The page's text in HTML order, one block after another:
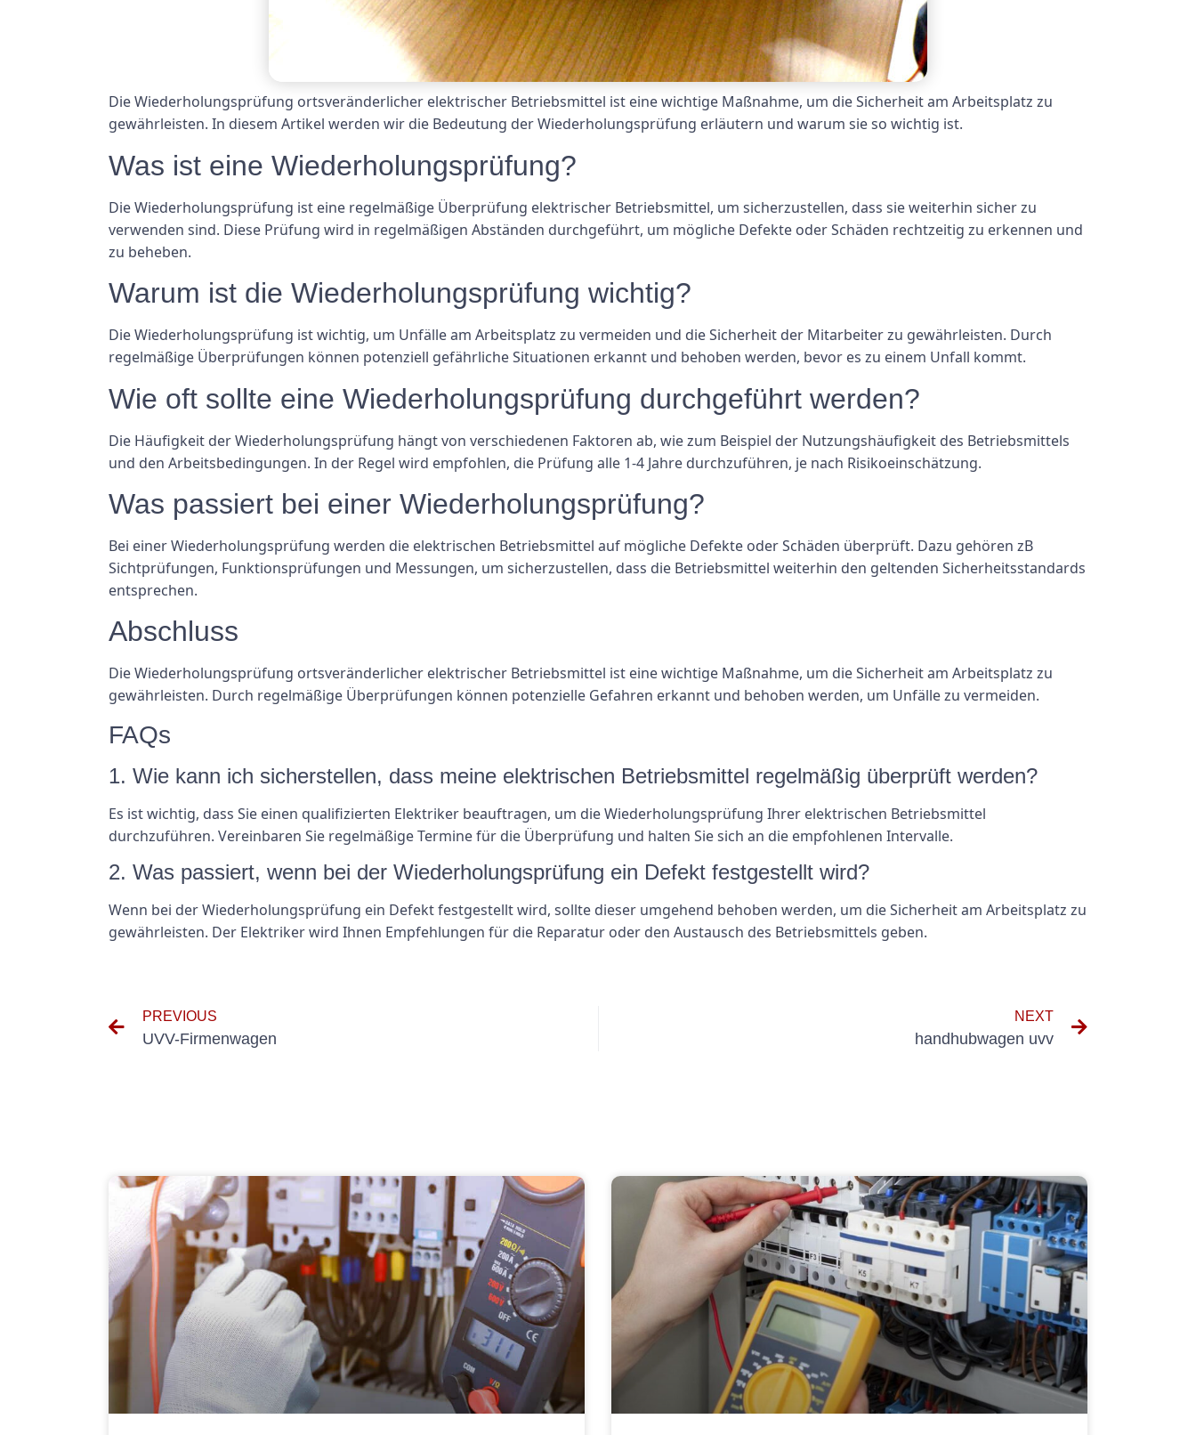
Die Wiederholungsprüfung ortsveränderlicher elektrischer Betriebsmittel ist eine wichtige Maßnahme, um die Sicherheit am Arbeitsplatz zu
gewährleisten. In diesem Artikel werden wir die Bedeutung der Wiederholungsprüfung erläutern und warum sie so wichtig ist.
Was ist eine Wiederholungsprüfung?
Die Wiederholungsprüfung ist eine regelmäßige Überprüfung elektrischer Betriebsmittel, um sicherzustellen, dass sie weiterhin sicher zu
verwenden sind. Diese Prüfung wird in regelmäßigen Abständen durchgeführt, um mögliche Defekte oder Schäden rechtzeitig zu erkennen und
zu beheben.
Warum ist die Wiederholungsprüfung wichtig?
Die Wiederholungsprüfung ist wichtig, um Unfälle am Arbeitsplatz zu vermeiden und die Sicherheit der Mitarbeiter zu gewährleisten. Durch
regelmäßige Überprüfungen können potenziell gefährliche Situationen erkannt und behoben werden, bevor es zu einem Unfall kommt.
Wie oft sollte eine Wiederholungsprüfung durchgeführt werden?
Die Häufigkeit der Wiederholungsprüfung hängt von verschiedenen Faktoren ab, wie zum Beispiel der Nutzungshäufigkeit des Betriebsmittels
und den Arbeitsbedingungen. In der Regel wird empfohlen, die Prüfung alle 1-4 Jahre durchzuführen, je nach Risikoeinschätzung.
Was passiert bei einer Wiederholungsprüfung?
Bei einer Wiederholungsprüfung werden die elektrischen Betriebsmittel auf mögliche Defekte oder Schäden überprüft. Dazu gehören zB
Sichtprüfungen, Funktionsprüfungen und Messungen, um sicherzustellen, dass die Betriebsmittel weiterhin den geltenden Sicherheitsstandards
entsprechen.
Abschluss
Die Wiederholungsprüfung ortsveränderlicher elektrischer Betriebsmittel ist eine wichtige Maßnahme, um die Sicherheit am Arbeitsplatz zu
gewährleisten. Durch regelmäßige Überprüfungen können potenzielle Gefahren erkannt und behoben werden, um Unfälle zu vermeiden.
FAQs
1. Wie kann ich sicherstellen, dass meine elektrischen Betriebsmittel regelmäßig überprüft werden?
Es ist wichtig, dass Sie einen qualifizierten Elektriker beauftragen, um die Wiederholungsprüfung Ihrer elektrischen Betriebsmittel
durchzuführen. Vereinbaren Sie regelmäßige Termine für die Überprüfung und halten Sie sich an die empfohlenen Intervalle.
2. Was passiert, wenn bei der Wiederholungsprüfung ein Defekt festgestellt wird?
Wenn bei der Wiederholungsprüfung ein Defekt festgestellt wird, sollte dieser umgehend behoben werden, um die Sicherheit am Arbeitsplatz zu
gewährleisten. Der Elektriker wird Ihnen Empfehlungen für die Reparatur oder den Austausch des Betriebsmittels geben.
PREVIOUS
UVV-Firmenwagen
NEXT
handhubwagen uvv